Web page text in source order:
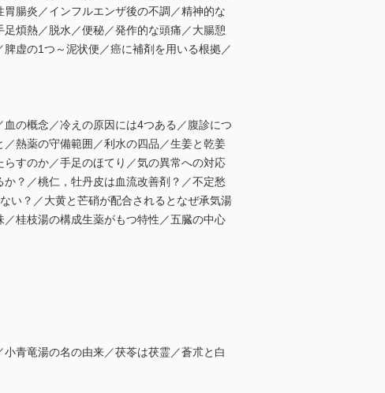
腸炎／インフルエンザ後の不調／精神的な
煩熱／脱水／便秘／発作的な頭痛／大腸憩
虚の1つ～泥状便／癌に補剤を用いる根拠／
の概念／冷えの原因には4つある／腹診につ
熱薬の守備範囲／利水の四品／生姜と乾姜
すのか／手足のほてり／気の異常への対応
？／桃仁，牡丹皮は血流改善剤？／不定愁
い？／大黄と芒硝が配合されるとなぜ承気湯
桂枝湯の構成生薬がもつ特性／五臓の中心
青竜湯の名の由来／茯苓は茯霊／蒼朮と白